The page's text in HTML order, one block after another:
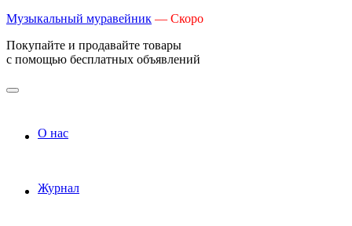
Музыкальный муравейник — Скоро
Покупайте и продавайте товары
с помощью бесплатных объявлений
О нас
Журнал